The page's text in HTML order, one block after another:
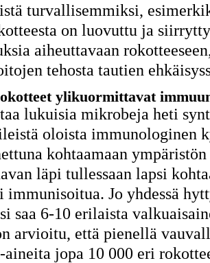
turvallisemmiksi,
on luovuttu ja
aiheuttavaan
tehosta tautien
ylikuormittavat
lukuisia mikrobeja heti
oloista immunologinen
kohtaamaan
läpi tullessaan lapsi
Jo yhdessä
saa 6-10 erilaista
arvioitu, että pienellä
aineita jopa 10 000 eri